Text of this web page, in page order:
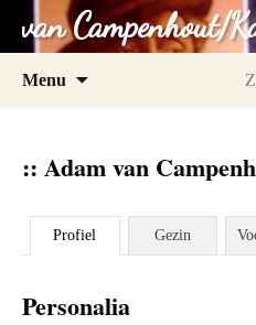
van Campenhout/
Menu
:: Adam van
Profiel Gezin
Personalia